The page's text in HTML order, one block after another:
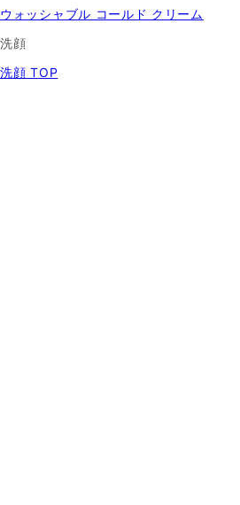
ウォッシャブル コールド クリーム
洗顔
洗顔 TOP